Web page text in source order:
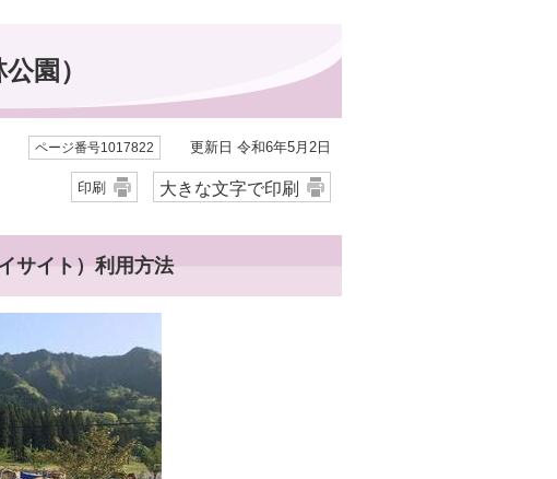
園）
ページ番号1017822 更新日 令和6年5月2日
印刷 大きな文字で印刷
サイト）利用方法